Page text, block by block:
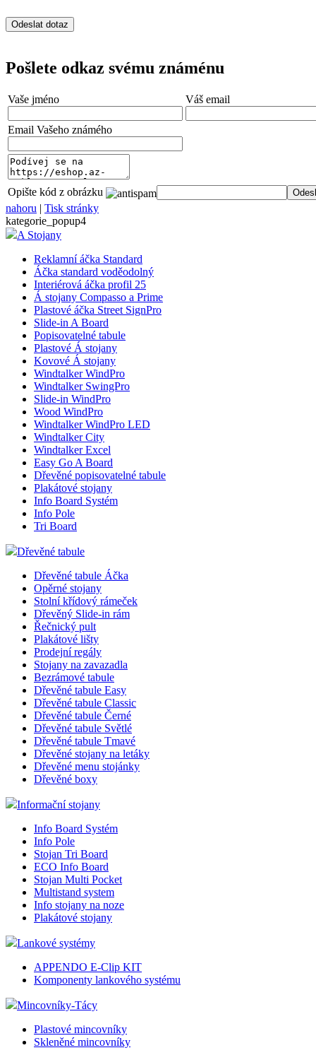
Pošlete odkaz svému známénu
Vaše jméno Váš email
Email Vašeho známého
Opište kód z obrázku
nahoru | Tisk stránky
kategorie_popup4
A Stojany
Reklamní áčka Standard
Áčka standard voděodolný
Interiérová áčka profil 25
Á stojany Compasso a Prime
Plastové áčka Street SignPro
Slide-in A Board
Popisovatelné tabule
Plastové Á stojany
Kovové Á stojany
Windtalker WindPro
Windtalker SwingPro
Slide-in WindPro
Wood WindPro
Windtalker WindPro LED
Windtalker City
Windtalker Excel
Easy Go A Board
Dřevěné popisovatelné tabule
Plakátové stojany
Info Board Systém
Info Pole
Tri Board
Dřevěné tabule
Dřevěné tabule Áčka
Opěrné stojany
Stolní křídový rámeček
Dřevěný Slide-in rám
Řečnický pult
Plakátové lišty
Prodejní regály
Stojany na zavazadla
Bezrámové tabule
Dřevěné tabule Easy
Dřevěné tabule Classic
Dřevěné tabule Černé
Dřevěné tabule Světlé
Dřevěné tabule Tmavé
Dřevěné stojany na letáky
Dřevěné menu stojánky
Dřevěné boxy
Informační stojany
Info Board Systém
Info Pole
Stojan Tri Board
ECO Info Board
Stojan Multi Pocket
Multistand system
Info stojany na noze
Plakátové stojany
Lankové systémy
APPENDO E-Clip KIT
Komponenty lankového systému
Mincovníky-Tácy
Plastové mincovníky
Skleněné mincovníky